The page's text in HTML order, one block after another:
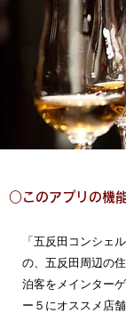
○このアプリの機
「五反田コンシェ
の、五反田周辺の
泊客をメインター
ー５にオススメ店